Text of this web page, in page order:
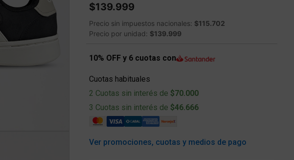
$139.999
Precio sin impuestos nacionales: $115.702
Precio por unidad: $139.999
10% OFF y 6 cuotas con
Cuotas habituales
2 Cuotas sin interés de $70.000
3 Cuotas sin interés de $46.666
Ver promociones, cuotas y medios de pago